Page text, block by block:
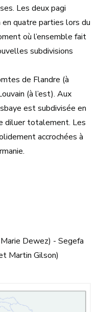
Les deux pagi
en quatre parties lors du
où l’ensemble fait
subdivisions
de Flandre (à
(à l’est). Aux
est subdivisée en
diluer totalement. Les
accrochées à
Dewez) - Segefa
Martin Gilson)